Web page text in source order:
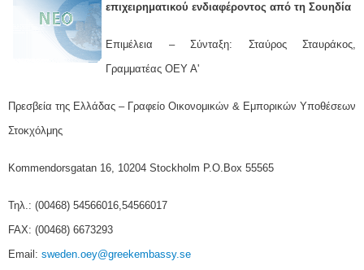
επιχειρηματικού ενδιαφέροντος από τη Σουηδία
Επιμέλεια – Σύνταξη: Σταύρος Σταυράκος,
Γραμματέας ΟΕΥ Α'
Πρεσβεία της Ελλάδας – Γραφείο Οικονομικών & Εμπορικών Υποθέσεων
Στοκχόλμης
Kommendorsgatan 16, 10204 Stockholm P.O.Box 55565
Τηλ.: (00468) 54566016,54566017
FAX: (00468) 6673293
Email: sweden.oey@greekembassy.se